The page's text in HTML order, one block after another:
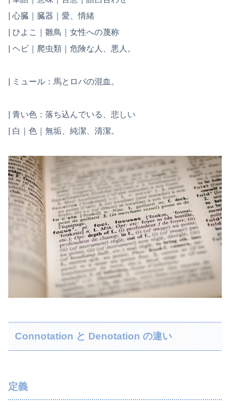
| 心臓｜臓器｜愛、情緒
| ひよこ｜雛鳥｜女性への蔑称
| ヘビ｜爬虫類｜危険な人、悪人。
| ミュール：馬とロバの混血。
| 青い色：落ち込んでいる、悲しい
| 白｜色｜無垢、純潔、清潔。
Connotation と Denotation の違い
定義